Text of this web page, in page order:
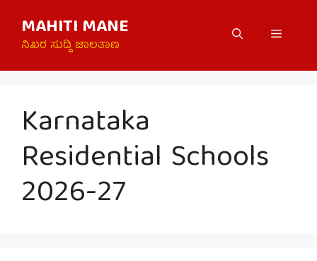
content
MAHITI MANE
ನಿಖರ ಸುದ್ದಿ ಜಾಲತಾಣ
Menu
Karnataka
Residential Schools
2026-27